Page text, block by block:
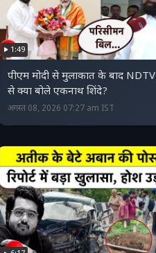
1:49
पीएम मोदी से मुलाकात के बाद NDTV
से क्या बोले एकनाथ शिंदे?
अगस्त 08, 2026 07:27 am IST